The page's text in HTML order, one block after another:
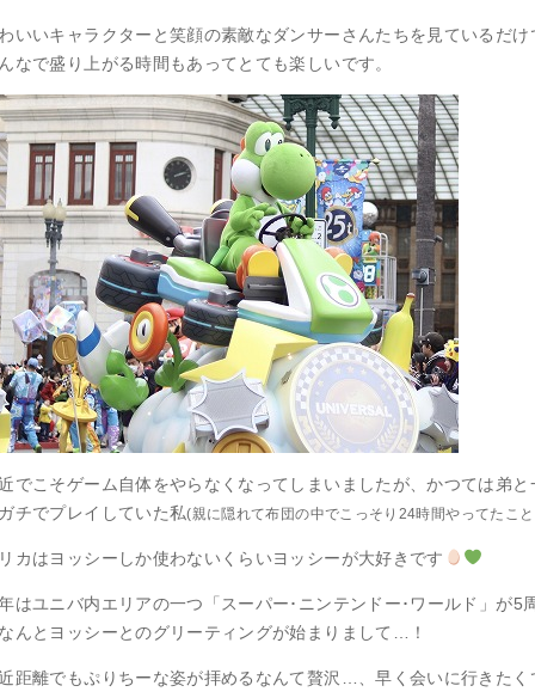
いいキャラクターと笑顔の素敵なダンサーさんたちを見ているだ
なで盛り上がる時間もあってとても楽しいです。
でこそゲーム自体をやらなくなってしまいましたが、かつては弟
チでプレイしていた私(親に隠れて布団の中でこっそり24時間やってたこ
カはヨッシーしか使わないくらいヨッシーが大好きです
はユニバ内エリアの一つ「スーパー･ニンテンドー･ワールド」が5
んとヨッシーとのグリーティングが始まりまして…！
距離でもぷりちーな姿が拝めるなんて贅沢…、早く会いに行きたく